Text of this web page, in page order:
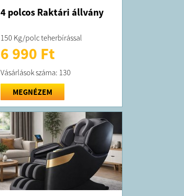
4 polcos Raktári állvány
150 Kg/polc teherbírással
6 990 Ft
Vásárlások száma: 130
MEGNÉZEM